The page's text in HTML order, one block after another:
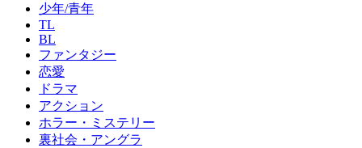
少年/青年
TL
BL
ファンタジー
恋愛
ドラマ
アクション
ホラー・ミステリー
裏社会・アングラ